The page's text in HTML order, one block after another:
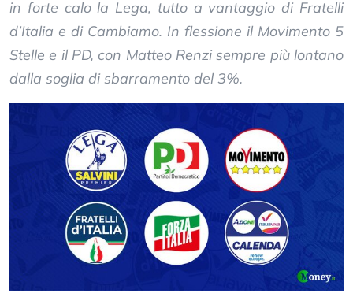
in forte calo la Lega, tutto a vantaggio di Fratelli
d’Italia e di Cambiamo. In flessione il Movimento 5
Stelle e il PD, con Matteo Renzi sempre più lontano
dalla soglia di sbarramento del 3%.